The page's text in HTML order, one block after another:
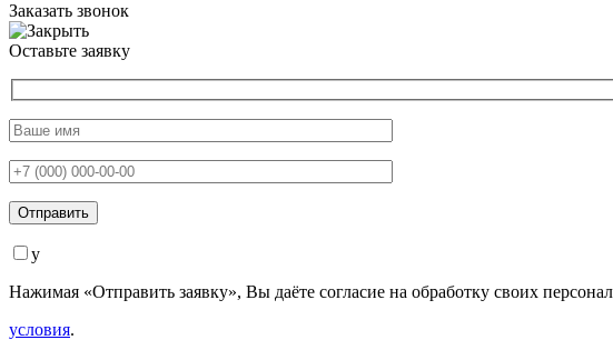
Заказать звонок
Оставьте заявку
y
Нажимая «Отправить заявку», Вы даёте согласие на обработку своих
условия.